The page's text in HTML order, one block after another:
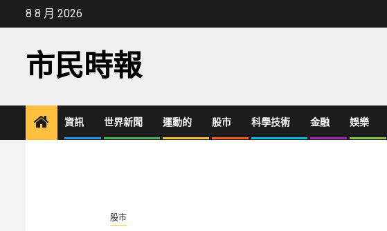
8 8 月 2026
市民時報
資訊 世界新聞 運動的 股市 科學技術 金融 娛樂
股市